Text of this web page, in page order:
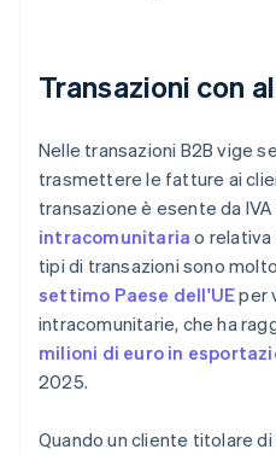
Transazioni con
Nelle transazioni B2B vige
trasmettere le fatture ai
transazione è esente da
intracomunitaria o relativa
tipi di transazioni sono
settimo Paese dell'UEper
intracomunitarie, che ha
milioni di euro in
2025.
Quando un cliente titolare